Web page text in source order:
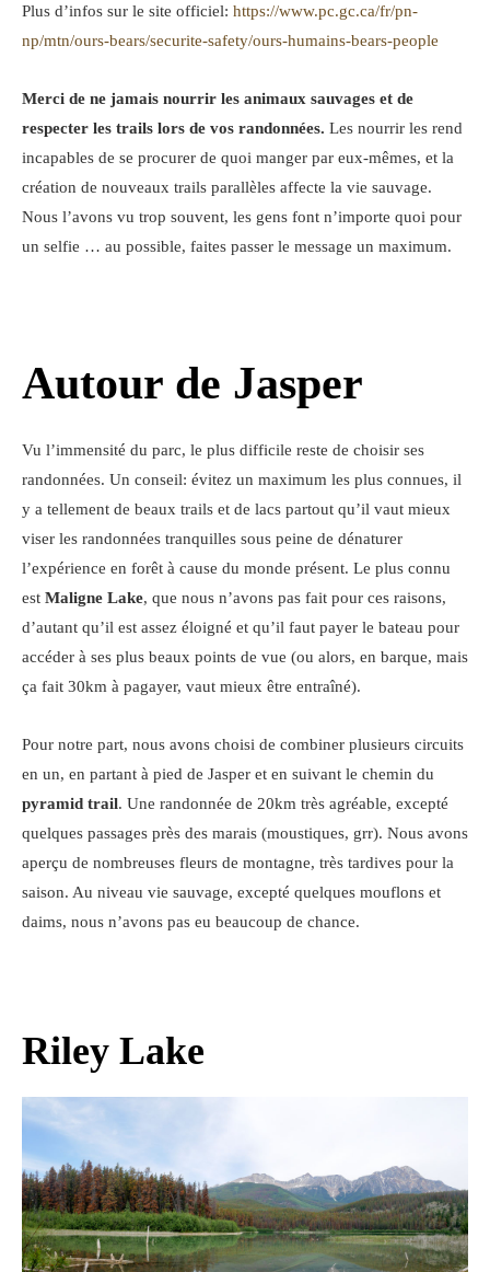
Plus d’infos sur le site officiel: https://www.pc.gc.ca/fr/pn-
np/mtn/ours-bears/securite-safety/ours-humains-bears-people
Merci de ne jamais nourrir les animaux sauvages et de
respecter les trails lors de vos randonnées. Les nourrir les rend
incapables de se procurer de quoi manger par eux-mêmes, et la
création de nouveaux trails parallèles affecte la vie sauvage.
Nous l’avons vu trop souvent, les gens font n’importe quoi pour
un selfie … au possible, faites passer le message un maximum.
Autour de Jasper
Vu l’immensité du parc, le plus difficile reste de choisir ses
randonnées. Un conseil: évitez un maximum les plus connues, il
y a tellement de beaux trails et de lacs partout qu’il vaut mieux
viser les randonnées tranquilles sous peine de dénaturer
l’expérience en forêt à cause du monde présent. Le plus connu
est Maligne Lake, que nous n’avons pas fait pour ces raisons,
d’autant qu’il est assez éloigné et qu’il faut payer le bateau pour
accéder à ses plus beaux points de vue (ou alors, en barque, mais
ça fait 30km à pagayer, vaut mieux être entraîné).
Pour notre part, nous avons choisi de combiner plusieurs circuits
en un, en partant à pied de Jasper et en suivant le chemin du
pyramid trail. Une randonnée de 20km très agréable, excepté
quelques passages près des marais (moustiques, grr). Nous avons
aperçu de nombreuses fleurs de montagne, très tardives pour la
saison. Au niveau vie sauvage, excepté quelques mouflons et
daims, nous n’avons pas eu beaucoup de chance.
Riley Lake